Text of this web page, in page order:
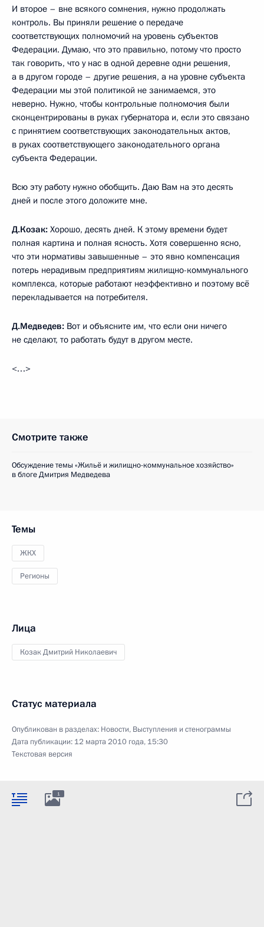
И второе – вне всякого сомнения, нужно продолжать
контроль. Вы приняли решение о передаче
соответствующих полномочий на уровень субъектов
Федерации. Думаю, что это правильно, потому что просто
так говорить, что у нас в одной деревне одни решения,
а в другом городе – другие решения, а на уровне субъекта
Федерации мы этой политикой не занимаемся, это
неверно. Нужно, чтобы контрольные полномочия были
сконцентрированы в руках губернатора и, если это связано
с принятием соответствующих законодательных актов,
в руках соответствующего законодательного органа
субъекта Федерации.
Всю эту работу нужно обобщить. Даю Вам на это десять
дней и после этого доложите мне.
Д.Козак: Хорошо, десять дней. К этому времени будет
полная картина и полная ясность. Хотя совершенно ясно,
что эти нормативы завышенные – это явно компенсация
потерь нерадивым предприятиям жилищно-коммунального
комплекса, которые работают неэффективно и поэтому всё
перекладывается на потребителя.
Д.Медведев: Вот и объясните им, что если они ничего
не сделают, то работать будут в другом месте.
<…>
Смотрите также
Обсуждение темы «Жильё и жилищно-коммунальное хозяйство»
в блоге Дмитрия Медведева
Темы
ЖКХ
Регионы
Лица
Козак Дмитрий Николаевич
Статус материала
Опубликован в разделах: Новости, Выступления и стенограммы
Дата публикации: 12 марта 2010 года, 15:30
Текстовая версия
1